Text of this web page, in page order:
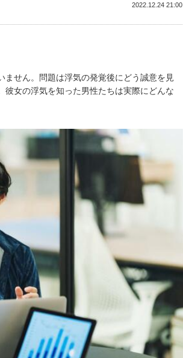
2022.12.24 21:00
せん。問題は浮気の発覚後にどう誠意を見
女の浮気を知った男性たちは実際にどんな